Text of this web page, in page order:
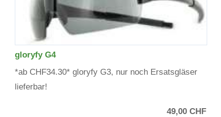
gloryfy G4
*ab CHF34.30* gloryfy G3, nur noch Ersatsgläser
lieferbar!
49,00 CHF